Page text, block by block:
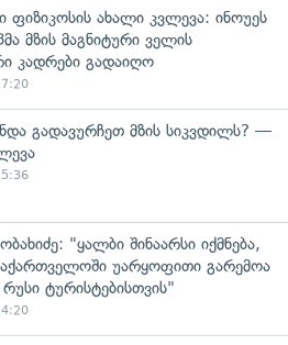
ფიზიკოსის ახალი კვლევა: ინოუეს
მზის მაგნიტური ველის
კადრები გადაიღო
გადავურჩეთ მზის სიკვდილს? —
"ყალბი შინაარსი იქმნება,
უარყოფითი გარემოა
ტურისტებისთვის"